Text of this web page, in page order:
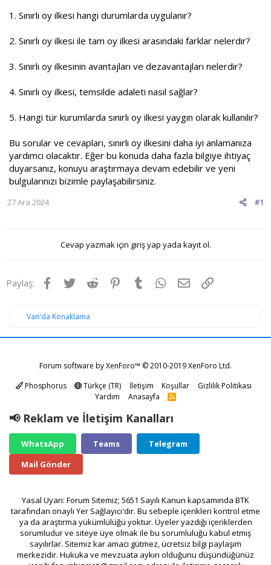
1. Sınırlı oy ilkesi hangi durumlarda uygulanır?
2. Sınırlı oy ilkesi ile tam oy ilkesi arasındaki farklar nelerdir?
3. Sınırlı oy ilkesinin avantajları ve dezavantajları nelerdir?
4. Sınırlı oy ilkesi, temsilde adaleti nasıl sağlar?
5. Hangi tür kurumlarda sınırlı oy ilkesi yaygın olarak kullanılır?
Bu sorular ve cevapları, sınırlı oy ilkesini daha iyi anlamanıza
yardımcı olacaktır. Eğer bu konuda daha fazla bilgiye ihtiyaç
duyarsanız, konuyu araştırmaya devam edebilir ve yeni
bulgularınızı bizimle paylaşabilirsiniz.
#1
27 Ara 2024
Cevap yazmak için giriş yap yada kayıt ol.
Paylaş: Facebook
TwitterReddit Pinterest
Tumblr WhatsApp
E-postaLink
Van'da Konaklama
Forum software by XenForo™ © 2010-2019 XenForo Ltd.
Phosphorus
Türkçe (TR) İletişim Koşullar
Gizlilik Politikası
Yardım
Anasayfa
R
📢 Reklam ve İletişim Kanalları
WhatsApp Teams
Telegram
Mail Gönder
Yasal Uyarı: Forum Sitemiz; 5651 Sayılı Kanun kapsamında BTK
tarafından onaylı Yer Sağlayıcı'dır. Bu sebeple içerikleri kontrol etme
ya da araştırma yükümlülüğü yoktur. Üyeler yazdığı içeriklerden
sorumludur ve siteye üye olmak ile bu sorumluluğu kabul etmiş
sayılırlar. Sitemiz kar amacı gütmez, ücretsiz bilgi paylaşım
merkezidir. Hukuka ve mevzuata aykırı olduğunu düşündüğünüz